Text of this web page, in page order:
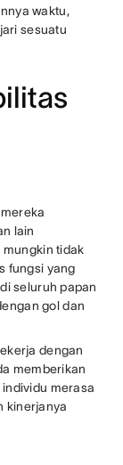
waktu,
sesuatu
lain
tidak
fungsi yang
seluruh papan
gol dan
dengan
memberikan
merasa
kinerjanya